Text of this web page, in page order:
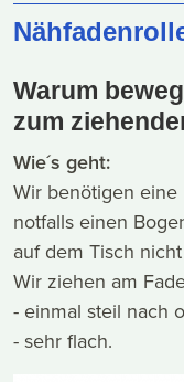
Warum
zum
Wie´s geht:
Wir benötigen
notfalls einen
auf dem Tisch
Wir ziehen am
- einmal steil nach
- sehr flach.